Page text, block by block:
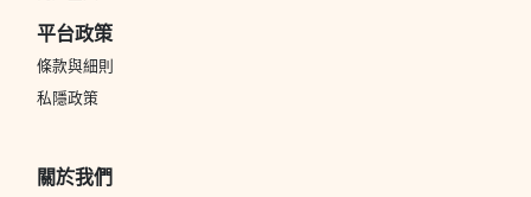
平台政策
條款與細則
私隱政策
關於我們